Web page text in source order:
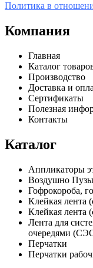
Политика в
Компания
Главная
Каталог
Производство
Доставка и
Сертификаты
Полезная
Контакты
Каталог
Аппликаторы
Воздушно
Гофрокороба,
Клейкая лента
Клейкая лента
Лента для
очередями
Перчатки
Перчатки